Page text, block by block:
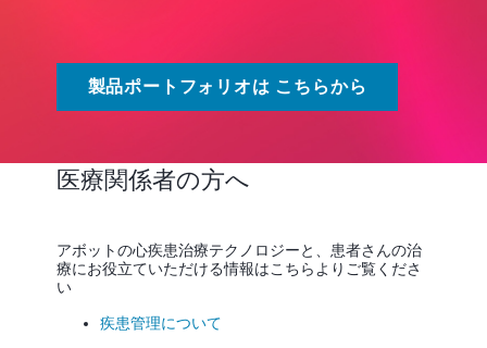
製品ポートフォリオは こちらから
医療関係者の方へ
アボットの心疾患治療テクノロジーと、患者さんの治
療にお役立ていただける情報はこちらよりご覧くださ
い
疾患管理について